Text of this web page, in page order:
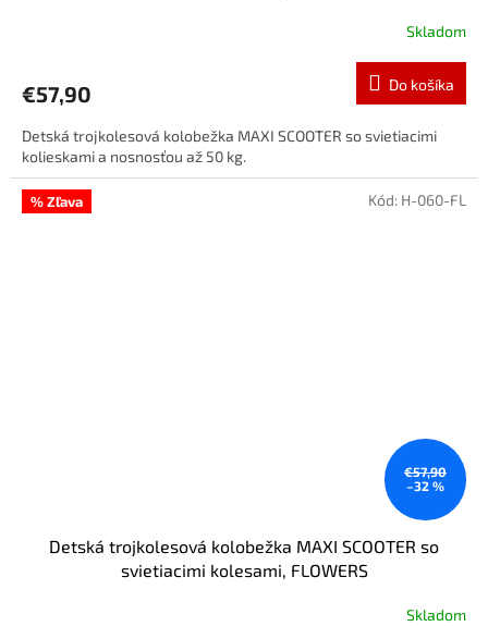
Skladom
€57,90 Do košíka
Detská trojkolesová kolobežka MAXI SCOOTER so svietiacimi
kolieskami a nosnosťou až 50 kg.
% Zľava
€57,90
–32 %
Detská trojkolesová kolobežka MAXI SCOOTER so
svietiacimi kolesami, FLOWERS
Skladom
Kód: H-060-FL